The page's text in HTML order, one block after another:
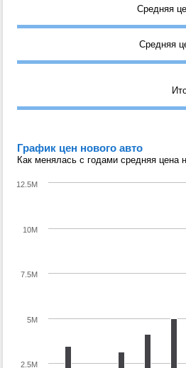
Средняя
Средняя
График цен нового авто
Как менялась с годами средняя цена
10M
2.5M
5M
7.5M
12.5M